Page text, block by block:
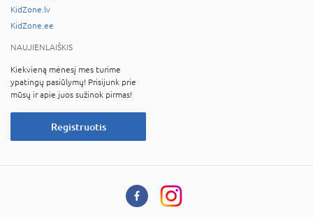
KidZone.lv
KidZone.ee
NAUJIENLAIŠKIS
Kiekvieną mėnesį mes turime
ypatingų pasiūlymų! Prisijunk prie
mūsų ir apie juos sužinok pirmas!
Registruotis